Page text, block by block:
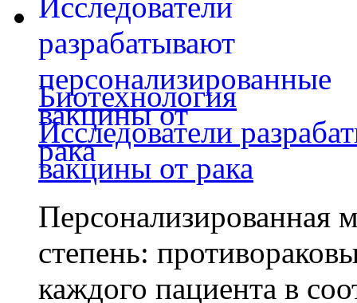
Биотехнология
Исследователи
вакцины от рака
Персонализированная
степень:
каждого пациента в